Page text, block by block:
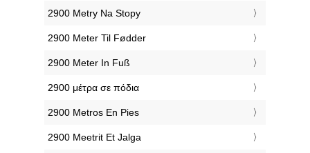
‎2900 Metry Na Stopy
‎2900 Meter Til Fødder
‎2900 Meter In Fuß
‎2900 μέτρα σε πόδια
‎2900 Metros En Pies
‎2900 Meetrit Et Jalga